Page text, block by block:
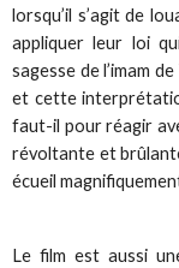
lorsqu’il s’agit de
appliquer leur loi
sagesse de l’imam
et cette
faut-il pour réagir
révoltante et
écueil
Le film est aussi